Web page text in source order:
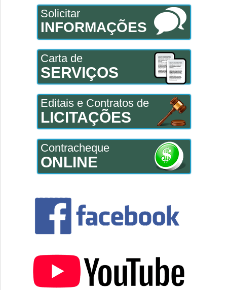
Solicitar
INFORMAÇÕES
Carta de
SERVIÇOS
Editais e Contratos de
LICITAÇÕES
Contracheque
ONLINE